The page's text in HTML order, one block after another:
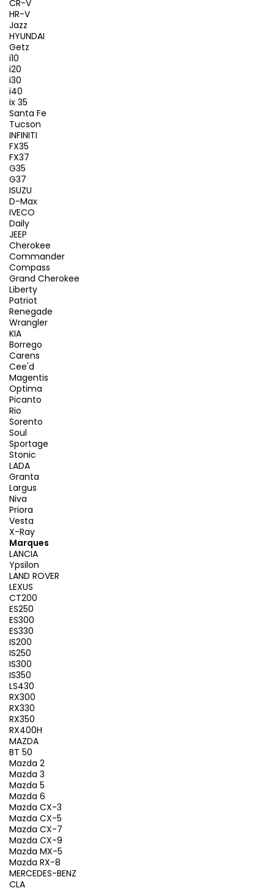
CR-V
HR-V
Jazz
HYUNDAI
Getz
i10
i20
i30
i40
ix 35
Santa Fe
Tucson
INFINITI
FX35
FX37
G35
G37
ISUZU
D-Max
IVECO
Daily
JEEP
Cherokee
Commander
Compass
Grand Cherokee
Liberty
Patriot
Renegade
Wrangler
KIA
Borrego
Carens
Cee'd
Magentis
Optima
Picanto
Rio
Sorento
Soul
Sportage
Stonic
LADA
Granta
Largus
Niva
Priora
Vesta
X-Ray
Marques
LANCIA
Ypsilon
LAND ROVER
LEXUS
CT200
ES250
ES300
ES330
IS200
IS250
IS300
IS350
LS430
RX300
RX330
RX350
RX400H
MAZDA
BT 50
Mazda 2
Mazda 3
Mazda 5
Mazda 6
Mazda CX-3
Mazda CX-5
Mazda CX-7
Mazda CX-9
Mazda MX-5
Mazda RX-8
MERCEDES-BENZ
CLA